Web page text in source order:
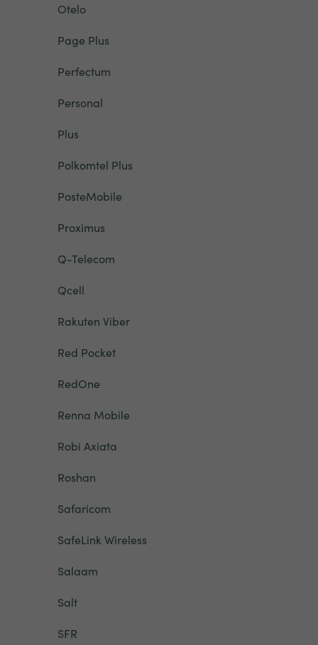
Otelo
Page Plus
Perfectum
Personal
Plus
Polkomtel Plus
PosteMobile
Proximus
Q-Telecom
Qcell
Rakuten Viber
Red Pocket
RedOne
Renna Mobile
Robi Axiata
Roshan
Safaricom
SafeLink Wireless
Salaam
Salt
SFR